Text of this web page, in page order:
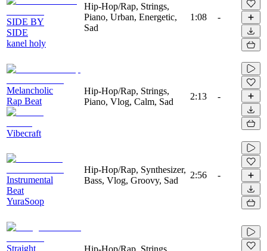
SIDE BY
SIDE
kanel holy
Hip-Hop/Rap, Strings,
Piano, Urban, Energetic,
Sad
1:08 -
Melancholic
Rap Beat
Vibecraft
Hip-Hop/Rap, Strings,
Piano, Vlog, Calm, Sad
2:13 -
Instrumental
Beat
YuraSoop
Hip-Hop/Rap, Synthesizer,
Bass, Vlog, Groovy, Sad
2:56 -
Straight Hip-Hop/Rap, Strings,